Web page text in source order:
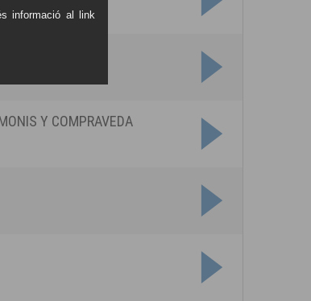
immobles
Y COMPRAVEDA
informació al link